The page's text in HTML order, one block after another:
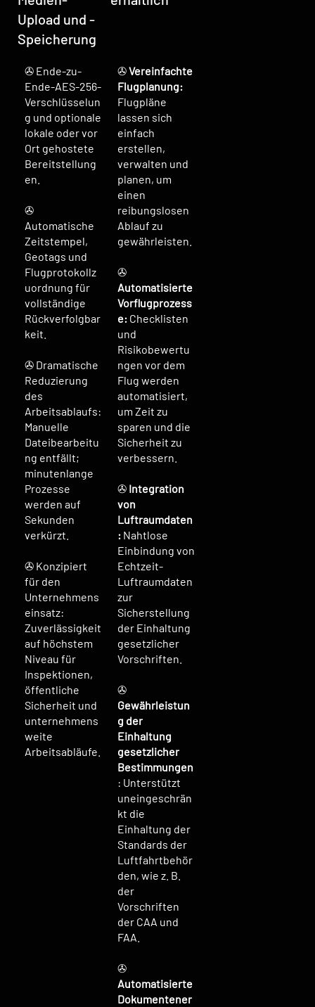
Upload und -
Speicherung
✇ Ende-zu-
Ende-AES-256-
Verschlüsselun
g und optionale
lokale oder vor
Ort gehostete
Bereitstellung
en.
✇
Automatische
Zeitstempel,
Geotags und
Flugprotokollz
uordnung für
vollständige
Rückverfolgbar
keit.
✇ Dramatische
Reduzierung
des
Arbeitsablaufs:
Manuelle
Dateibearbeitu
ng entfällt;
minutenlange
Prozesse
werden auf
Sekunden
verkürzt.
✇ Konzipiert
für den
Unternehmens
einsatz:
Zuverlässigkeit
auf höchstem
Niveau für
Inspektionen,
öffentliche
Sicherheit und
unternehmens
weite
Arbeitsabläufe.
✇Vereinfachte
Flugplanung:
Flugpläne
lassen sich
einfach
erstellen,
verwalten und
planen, um
einen
reibungslosen
Ablauf zu
gewährleisten.
✇
Automatisierte
Vorflugprozess
e: Checklisten
und
Risikobewertu
ngen vor dem
Flug werden
automatisiert,
um Zeit zu
sparen und die
Sicherheit zu
verbessern.
✇ Integration
von
Luftraumdaten
: Nahtlose
Einbindung von
Echtzeit-
Luftraumdaten
zur
Sicherstellung
der Einhaltung
gesetzlicher
Vorschriften.
✇
Gewährleistun
g der
Einhaltung
gesetzlicher
Bestimmungen
: Unterstützt
uneingeschrän
kt die
Einhaltung der
Standards der
Luftfahrtbehör
den, wie z. B.
der
Vorschriften
der CAA und
FAA.
✇
Automatisierte
Dokumentener